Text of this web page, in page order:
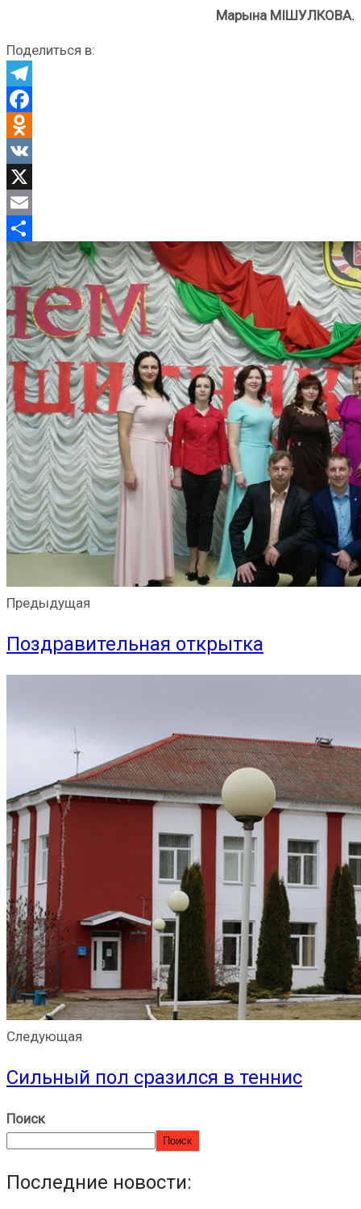
Марына МІШУЛКОВА.
Поделиться в:
Telegram
Facebook
Odnoklassniki
VK
X
Email
Отправить
Предыдущая
Поздравительная открытка
Следующая
Сильный пол сразился в теннис
Поиск
Поиск
Последние новости: